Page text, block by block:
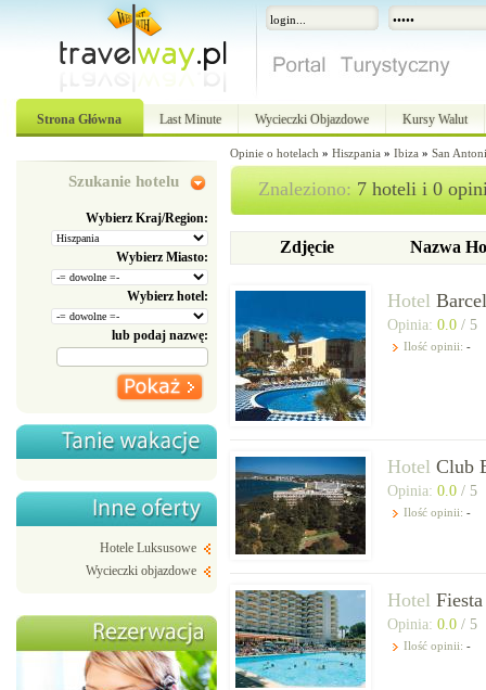
Strona Główna Last Minute Wycieczki Objazdowe Kursy Walut
Szukanie hotelu
Wybierz Kraj/Region:
Wybierz Miasto:
Wybierz hotel:
lub podaj nazwę:
Hotele Luksusowe
Wycieczki objazdowe
Opinie o hotelach » Hiszpania » Ibiza » San
Znaleziono:7 hoteli i 0
Zdjęcie Nazwa
Hotel
Opinia: 0.0 / 5
Ilość opinii: -
Hotel Club
Opinia: 0.0 / 5
Ilość opinii: -
Hotel
Opinia: 0.0 / 5
Ilość opinii: -